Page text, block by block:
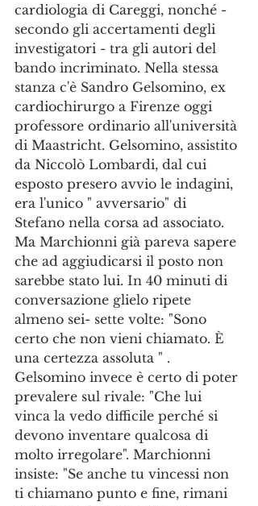
cardiologia di Careggi, nonché -
secondo gli accertamenti degli
investigatori - tra gli autori del
bando incriminato. Nella stessa
stanza c'è Sandro Gelsomino, ex
cardiochirurgo a Firenze oggi
professore ordinario all'università
di Maastricht. Gelsomino, assistito
da Niccolò Lombardi, dal cui
esposto presero avvio le indagini,
era l'unico " avversario" di
Stefano nella corsa ad associato.
Ma Marchionni già pareva sapere
che ad aggiudicarsi il posto non
sarebbe stato lui. In 40 minuti di
conversazione glielo ripete
almeno sei- sette volte: "Sono
certo che non vieni chiamato. È
una certezza assoluta " .
Gelsomino invece è certo di poter
prevalere sul rivale: "Che lui
vinca la vedo difficile perché si
devono inventare qualcosa di
molto irregolare". Marchionni
insiste: "Se anche tu vincessi non
ti chiamano punto e fine, rimani